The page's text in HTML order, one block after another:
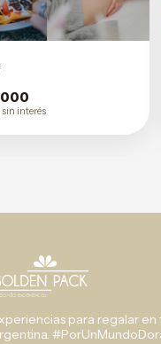
sin interés
para regalar en